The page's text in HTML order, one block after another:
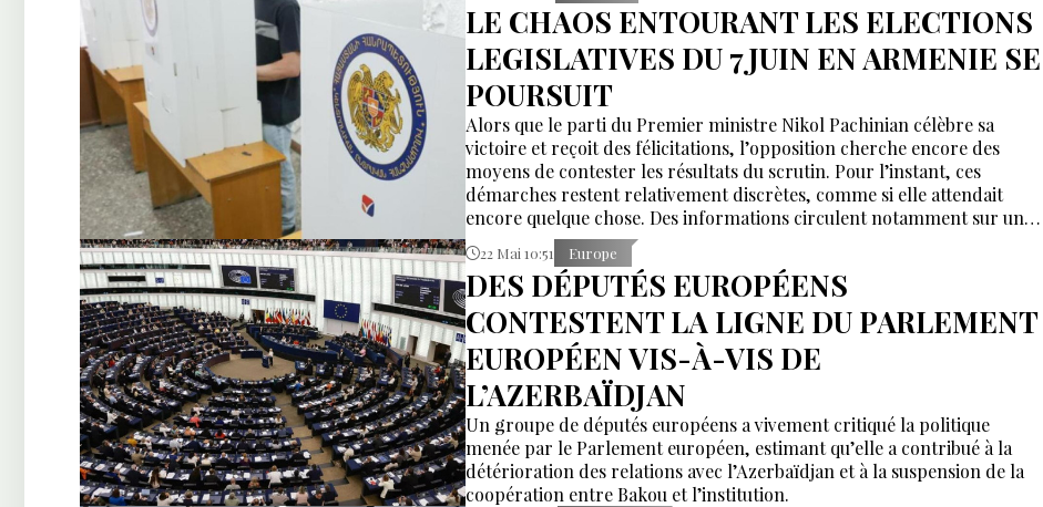
LE CHAOS ENTOURANT LES ELECTIONS
LEGISLATIVES DU 7 JUIN EN ARMENIE SE
POURSUIT
Alors que le parti du Premier ministre Nikol Pachinian célèbre sa
victoire et reçoit des félicitations, l’opposition cherche encore des
moyens de contester les résultats du scrutin. Pour l’instant, ces
démarches restent relativement discrètes, comme si elle attendait
encore quelque chose. Des informations circulent notamment sur une
intention du bloc Karapetian de renoncer à ses mandats
parlementaires.
22 Mai 10:51 Europe
DES DÉPUTÉS EUROPÉENS
CONTESTENT LA LIGNE DU PARLEMENT
EUROPÉEN VIS-À-VIS DE
L’AZERBAÏDJAN
Un groupe de députés européens a vivement critiqué la politique
menée par le Parlement européen, estimant qu’elle a contribué à la
détérioration des relations avec l’Azerbaïdjan et à la suspension de la
coopération entre Bakou et l’institution.